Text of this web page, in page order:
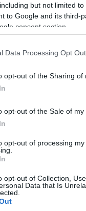
but not limited
to Google and its third-
consent section.
Data Processing Opt
opt-out of the Sharing of
opt-out of the Sale of my
opt-out of processing
opt-out of Collection,
Data that Is
a Unity
| 2022.08.13 11:55
mint egy évvel
megkérdőjelezte
dolgozik.
Solstice 2, a
dátuma
a haverokkal együtt
formájában